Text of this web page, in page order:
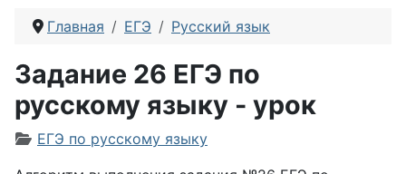
Главная ЕГЭ Русский язык
Задание 26 ЕГЭ по
русскому языку - урок
Информация о материале
ЕГЭ по русскому языку